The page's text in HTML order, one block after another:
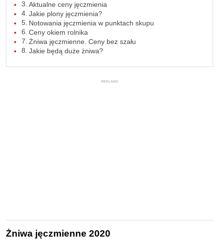
Aktualne ceny jęczmienia
Jakie plony jęczmienia?
Notowania jęczmienia w punktach skupu
Ceny okiem rolnika
Żniwa jęczmienne. Ceny bez szału
Jakie będą duże żniwa?
REKLAMA
Żniwa jęczmienne 2020